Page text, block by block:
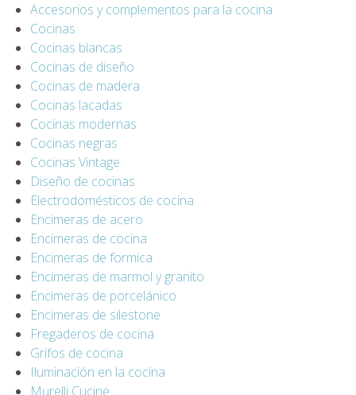
Accesorios y complementos para la cocina
Cocinas
Cocinas blancas
Cocinas de diseño
Cocinas de madera
Cocinas lacadas
Cocinas modernas
Cocinas negras
Cocinas Vintage
Diseño de cocinas
Electrodomésticos de cocina
Encimeras de acero
Encimeras de cocina
Encimeras de formica
Encimeras de marmol y granito
Encimeras de porcelánico
Encimeras de silestone
Fregaderos de cocina
Grifos de cocina
Iluminación en la cocina
Murelli Cucine